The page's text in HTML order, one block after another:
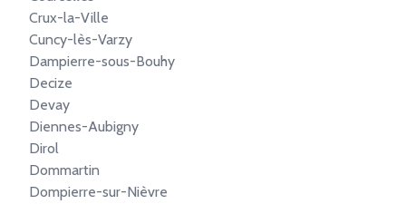
Crux-la-Ville
Cuncy-lès-Varzy
Dampierre-sous-Bouhy
Decize
Devay
Diennes-Aubigny
Dirol
Dommartin
Dompierre-sur-Nièvre